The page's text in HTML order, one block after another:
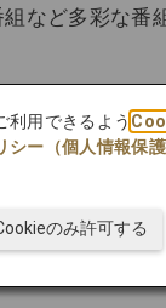
など多彩な番
〕
Jmeに新規お
モーションコ
利用できるよう
シー（個人情報保護
のみ許可する